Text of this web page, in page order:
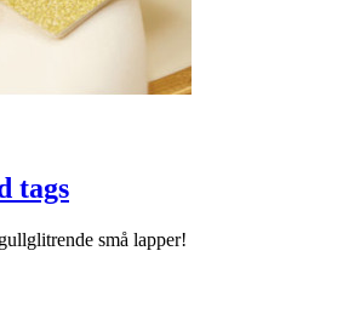
tags
små lapper!